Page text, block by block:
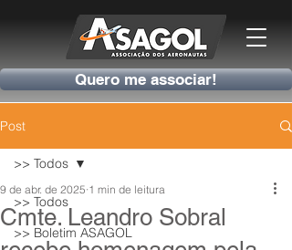
Quero me associar!
Post
>> Todos
>> Boletim ASAGOL
>> Todos
Cmte. Leandro Sobral
9 de abr. de 2025 1 min de leitura